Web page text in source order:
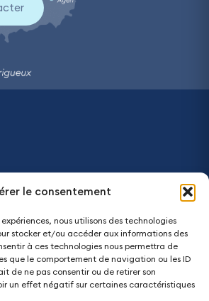
le consentement
nous utilisons des technologies
stocker et/ou accéder aux informations des
à ces technologies nous permettra de
que le comportement de navigation ou les ID
de ne pas consentir ou de retirer son
un effet négatif sur certaines caractéristiques
conforme